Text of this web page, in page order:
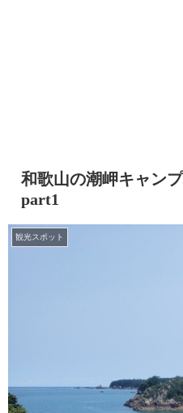
和歌山の潮岬キャン
part1
観光スポット